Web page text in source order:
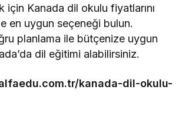
için Kanada dil okulu fiyatlarını
en uygun seçeneği bulun.
planlama ile bütçenize uygun
dil eğitimi alabilirsiniz.
kanada-dil-okulu-